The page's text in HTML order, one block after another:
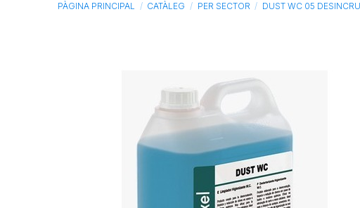
PÀGINA PRINCIPAL CATÀLEG PER SECTOR DUST WC 05